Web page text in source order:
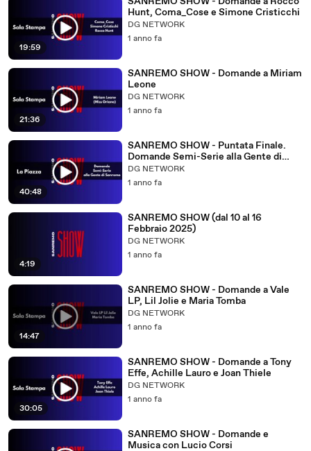
19:59
Hunt, Coma_Cose e Simone Cristicchi
DG NETWORK
1 anno fa
21:36
SANREMO SHOW - Domande a Miriam
Leone
DG NETWORK
1 anno fa
40:48
SANREMO SHOW - Puntata Finale.
Domande Semi-Serie alla Gente di
Sanremo
DG NETWORK
1 anno fa
4:19
SANREMO SHOW (dal 10 al 16
Febbraio 2025)
DG NETWORK
1 anno fa
14:47
SANREMO SHOW - Domande a Vale
LP, Lil Jolie e Maria Tomba
DG NETWORK
1 anno fa
30:05
SANREMO SHOW - Domande a Tony
Effe, Achille Lauro e Joan Thiele
DG NETWORK
1 anno fa
SANREMO SHOW - Domande e
Musica con Lucio Corsi